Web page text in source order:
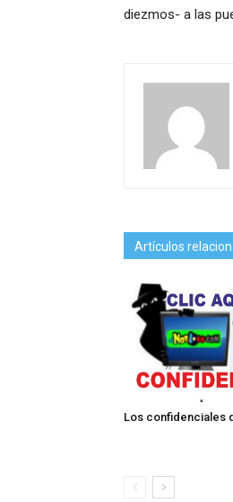
diezmos- a las
Artículos
Los confidenciales